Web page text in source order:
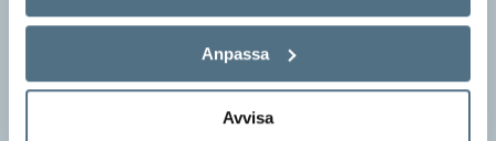
Anpassa
Avvisa